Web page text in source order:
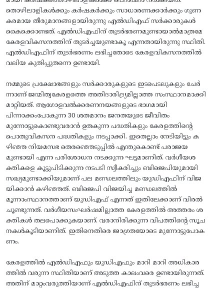
തൊഴിലാളികൾക്കും കർഷകർക്കും സാധാരണക്കാർക്കും ഗുണ
കരമായ തീരുമാനങ്ങളായിരുന്നു എൽഡിഎഫ് സർക്കാരുകൾ
കൈക്കൊണ്ടത്. എൽഡിഎഫിന് തുടർഭരണമുണ്ടായാൽമാത്രമേ
കേരളവികസനത്തിന് തുടർച്ചയുണ്ടാകൂ എന്നതായിരുന്നു സ്ഥിതി.
എൽഡിഎഫിന് തുടർഭരണം ലഭിച്ചതോടെ കേരളവികസനത്തിൽ
വലിയ കുതിപ്പുതന്നെ ഉണ്ടായി.
​നമ്മുടെ പ്രക്ഷോഭങ്ങളും സർക്കാരുകളുടെ ഇടപെടലുകളും ചേർ
ന്നാണ് ജന്മിത്വകേരളത്തെ അതിദാരിദ്ര്യമില്ലാത്ത സംസ്ഥാനമാക്കി
മാറ്റിയത്. ആഗോളവൽക്കരണനയങ്ങളുടെ ഭാഗമായി
പിന്നാക്കംപോകുന്ന 30 ശതമാനം ജനതയുടെ ജീവിതം
മുന്നോട്ടുകൊണ്ടുവരാൻ ഉതകുന്ന പദ്ധതികളും കേരളത്തിന്റെ
പൊതുവികസന പദ്ധതികളും നടപ്പാക്കി. ഇതെല്ലാം നേടിയിട്ടും ക
ഴിഞ്ഞ നിയമസഭ തെരഞ്ഞെടുപ്പിൽ എന്തുകൊണ്ട് പരാജയ
മുണ്ടായി എന്ന പരിശോധന നടക്കുന്ന ഘട്ടമാണിത്‌. വർഗീയശ
ക്തികളെ കൂട്ടുപിടിക്കുന്ന നടപടി സ്വീകരിച്ചും ബിജെപിയുമായി
സഖ്യമുണ്ടാക്കിയുമാണ് പല മണ്ഡലത്തിലും യുഡിഎഫിന് വിജ
യിക്കാൻ കഴിഞ്ഞത്. ബിജെപി വിജയിച്ച മണ്ഡലത്തിൽ
മൂന്നാംസ്ഥാനത്താണ് യുഡിഎഫ് എന്നത് ഇതിലേക്കാണ് വിരൽ
ചൂണ്ടുന്നത്. വർഗീയസംഘർഷമില്ലാത്ത കേരളത്തിൽ അത്തരം ശ
ക്തികൾ തലപൊക്കുകയാണ്. വരാനിരിക്കുന്ന വിപത്തിന്റെ സൂച
നകൾകൂടിയാണിത്. ഇതിനെതിരെ ജാഗ്രതയോടെ മുന്നോട്ടുപോക
ണം.
​കേരളത്തിൽ എൽഡിഎഫും യുഡിഎഫും മാറി മാറി അധികാര
ത്തിൽ വരുന്ന സ്ഥിതിയാണ് അടുത്ത കാലംവരെ ഉണ്ടായിരുന്നത്.
അതിന് മാറ്റംവരുത്തിയാണ് എൽഡിഎഫിന് തുടർഭരണം ലഭിച്ച